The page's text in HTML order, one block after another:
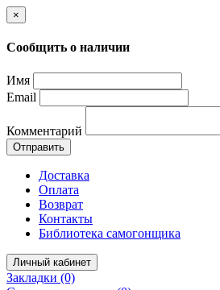
×
Сообщить о наличии
Имя
Email
Комментарий
Отправить
Доставка
Оплата
Возврат
Контакты
Библиотека самогонщика
Личный кабинет
Закладки (0)